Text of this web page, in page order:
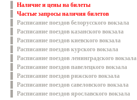
Наличие и цены на билеты
Частые запросы наличия билетов
Расписание поездов белорусского вокзала
Расписание поездов казанского вокзала
Расписание поездов киевского вокзала
Расписание поездов курского вокзала
Расписание поездов ленинградского вокзала
Расписание поездов павелецкого вокзала
Расписание поездов рижского вокзала
Расписание поездов савеловского вокзала
Расписание поездов ярославского вокзала